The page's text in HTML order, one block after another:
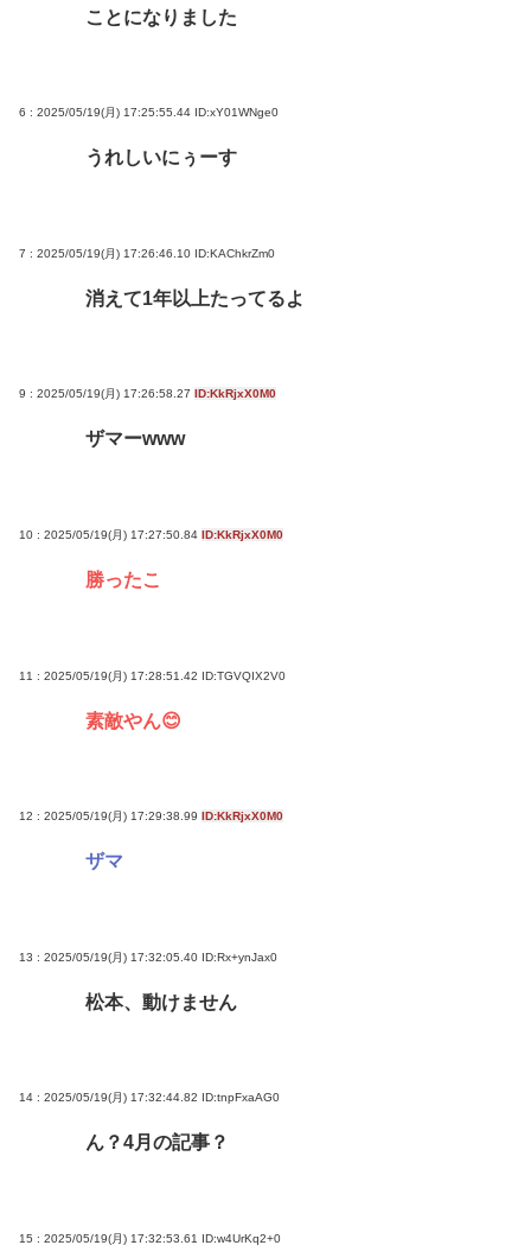
ことになりました
6 : 2025/05/19(月) 17:25:55.44 ID:xY01WNge0
うれしいにぅーす
7 : 2025/05/19(月) 17:26:46.10 ID:KAChkrZm0
消えて1年以上たってるよ
9 : 2025/05/19(月) 17:26:58.27 ID:KkRjxX0M0
ザマーwww
10 : 2025/05/19(月) 17:27:50.84 ID:KkRjxX0M0
勝ったこ
11 : 2025/05/19(月) 17:28:51.42 ID:TGVQIX2V0
素敵やん😊
12 : 2025/05/19(月) 17:29:38.99 ID:KkRjxX0M0
ザマ
13 : 2025/05/19(月) 17:32:05.40 ID:Rx+ynJax0
松本、動けません
14 : 2025/05/19(月) 17:32:44.82 ID:tnpFxaAG0
ん？4月の記事？
15 : 2025/05/19(月) 17:32:53.61 ID:w4UrKq2+0